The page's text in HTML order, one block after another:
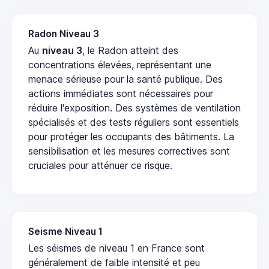
Radon Niveau 3
Au niveau 3, le Radon atteint des
concentrations élevées, représentant une
menace sérieuse pour la santé publique. Des
actions immédiates sont nécessaires pour
réduire l'exposition. Des systèmes de ventilation
spécialisés et des tests réguliers sont essentiels
pour protéger les occupants des bâtiments. La
sensibilisation et les mesures correctives sont
cruciales pour atténuer ce risque.
Seisme Niveau 1
Les séismes de niveau 1 en France sont
généralement de faible intensité et peu